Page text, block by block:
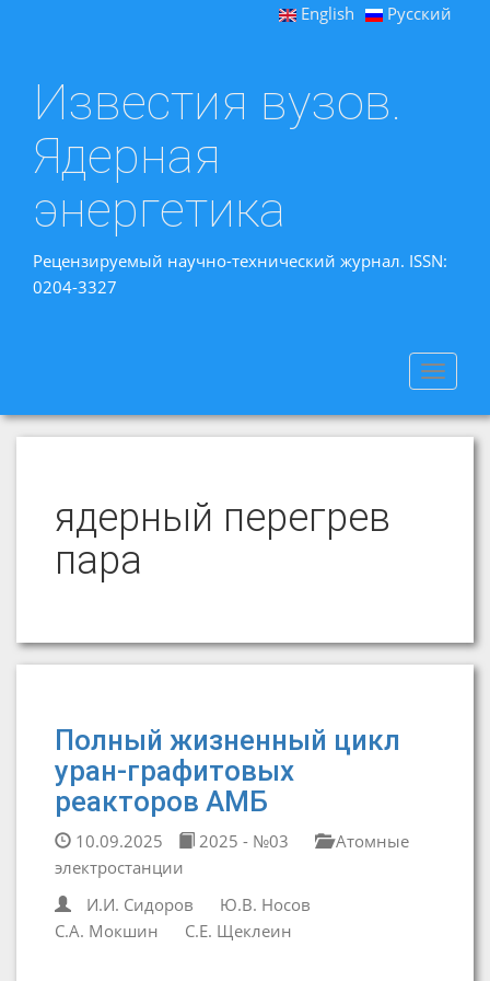
English Русский
Известия вузов.
Ядерная
энергетика
Рецензируемый научно-технический журнал. ISSN:
0204-3327
Toggle
ядерный перегрев
пара
Полный жизненный цикл
уран-графитовых
реакторов АМБ
10.09.2025 2025 - №03
Атомные
электростанции
И.И. Сидоров
Ю.В. Носов
С.А. Мокшин
С.Е. Щеклеин